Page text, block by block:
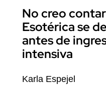
No creo
Esotérica se
antes de
intensiva
Karla Espejel